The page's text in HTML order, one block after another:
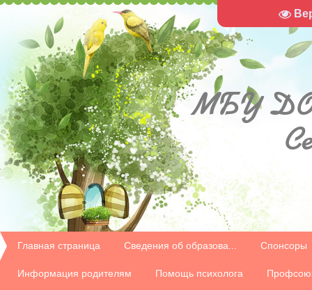
МБУ
Главная страница Сведения об образова... Спонсоры
Информация родителям Помощь психолога